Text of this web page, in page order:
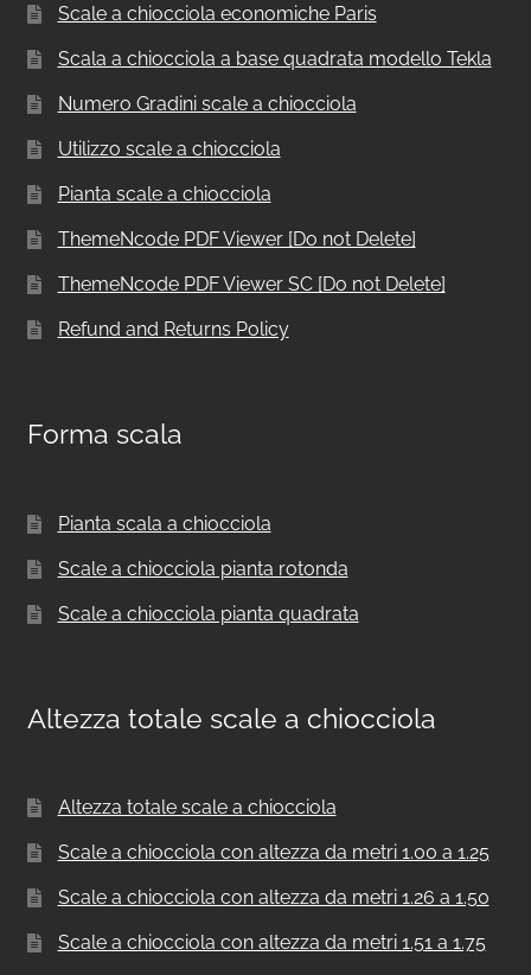
Scale a chiocciola economiche Paris
Scala a chiocciola a base quadrata modello Tekla
Numero Gradini scale a chiocciola
Utilizzo scale a chiocciola
Pianta scale a chiocciola
ThemeNcode PDF Viewer [Do not Delete]
ThemeNcode PDF Viewer SC [Do not Delete]
Refund and Returns Policy
Forma scala
Pianta scala a chiocciola
Scale a chiocciola pianta rotonda
Scale a chiocciola pianta quadrata
Altezza totale scale a chiocciola
Altezza totale scale a chiocciola
Scale a chiocciola con altezza da metri 1.00 a 1.25
Scale a chiocciola con altezza da metri 1.26 a 1.50
Scale a chiocciola con altezza da metri 1.51 a 1.75